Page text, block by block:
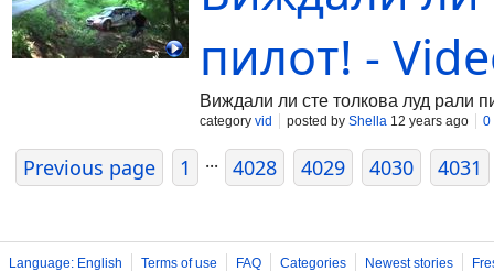
пилот! -
Виждали ли сте толкова луд рали
category vid posted by Shella 12 years ago 0
Previous page 1 ... 4028 4029 4030 4031
Language: English Terms of use FAQ Categories Newest stories